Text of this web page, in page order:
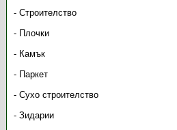
- Строителство
- Плочки
- Камък
- Паркет
- Сухо строителство
- Зидарии